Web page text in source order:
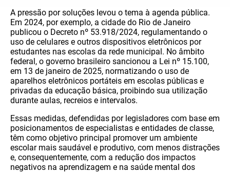
A pressão por soluções levou o tema à agenda pública.
Em 2024, por exemplo, a cidade do Rio de Janeiro
publicou o Decreto nº 53.918/2024, regulamentando o
uso de celulares e outros dispositivos eletrônicos por
estudantes nas escolas da rede municipal. No âmbito
federal, o governo brasileiro sancionou a Lei nº 15.100,
em 13 de janeiro de 2025, normatizando o uso de
aparelhos eletrônicos portáteis em escolas públicas e
privadas da educação básica, proibindo sua utilização
durante aulas, recreios e intervalos.
Essas medidas, defendidas por legisladores com base em
posicionamentos de especialistas e entidades de classe,
têm como objetivo principal promover um ambiente
escolar mais saudável e produtivo, com menos distrações
e, consequentemente, com a redução dos impactos
negativos na aprendizagem e na saúde mental dos